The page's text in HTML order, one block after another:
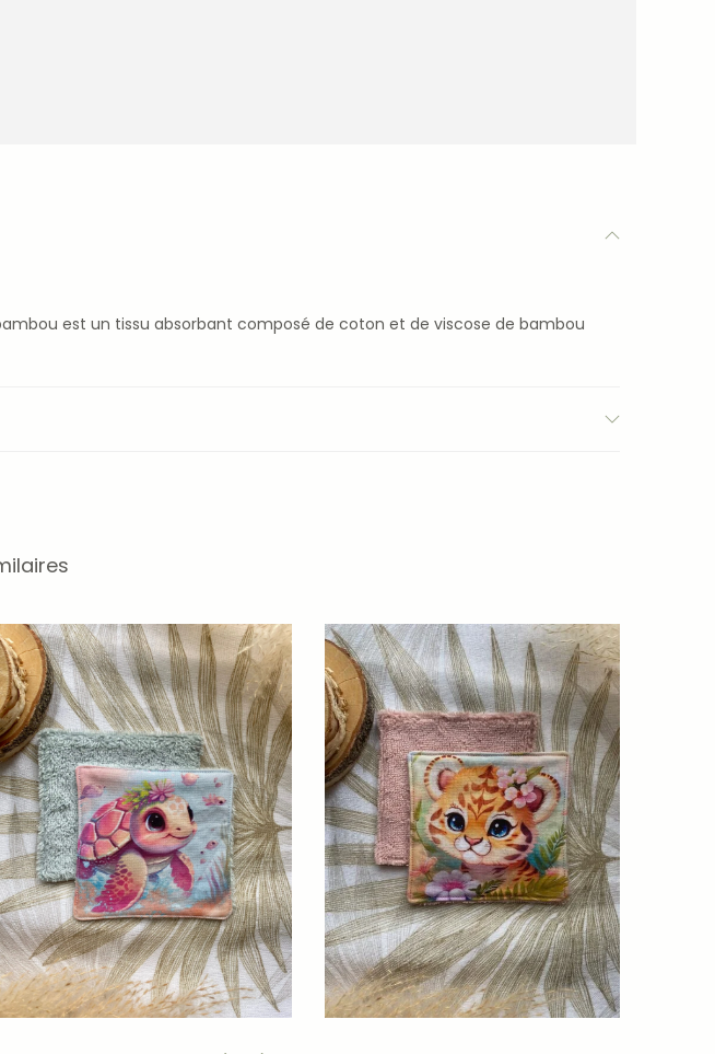
est un tissu absorbant composé de coton et de viscose de bambou